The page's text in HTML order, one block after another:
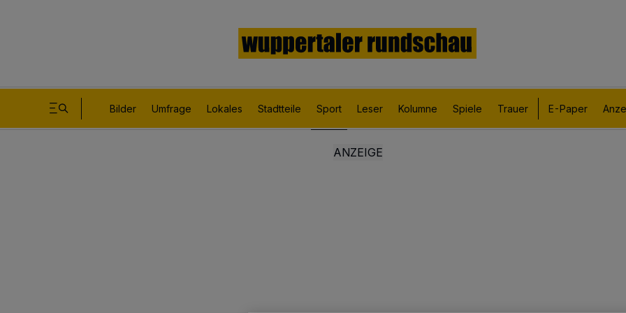
Bilder Umfrage Lokales Stadtteile Sport Leser Kolumne Spiele Trauer E-Paper